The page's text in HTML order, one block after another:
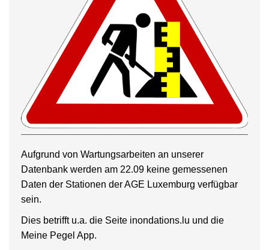
Aufgrund von Wartungsarbeiten an unserer
Datenbank werden am 22.09 keine gemessenen
Daten der Stationen der AGE Luxemburg verfügbar
sein.
Dies betrifft u.a. die Seite inondations.lu und die
Meine Pegel App.